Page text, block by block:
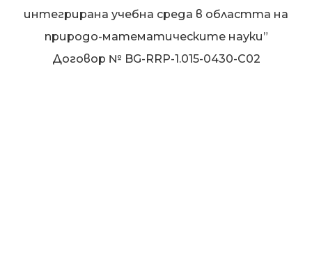
интегрирана учебна среда в областта на
природо-математическите науки”
Договор № BG-RRP-1.015-0430-C02